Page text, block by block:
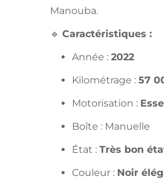
Manouba.
🔹 Caractéristiques :
Année : 2022
Kilométrage : 57
Motorisation :
Boîte : Manuelle
État : Très bon
Couleur : Noir